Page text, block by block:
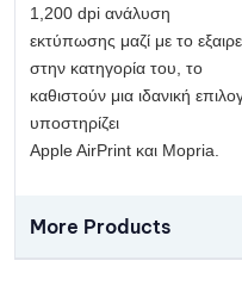
1,200 dpi ανάλυση
εκτύπωσης μαζί με το
στην κατηγορία του, το
καθιστούν μια ιδανική
υποστηρίζει
Apple AirPrint και Mopria.
More Products